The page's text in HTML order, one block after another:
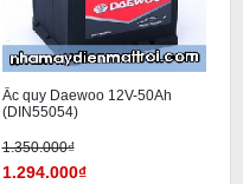
Ắc quy Daewoo 12V-50Ah
(DIN55054)
1.350.000₫
1.294.000₫